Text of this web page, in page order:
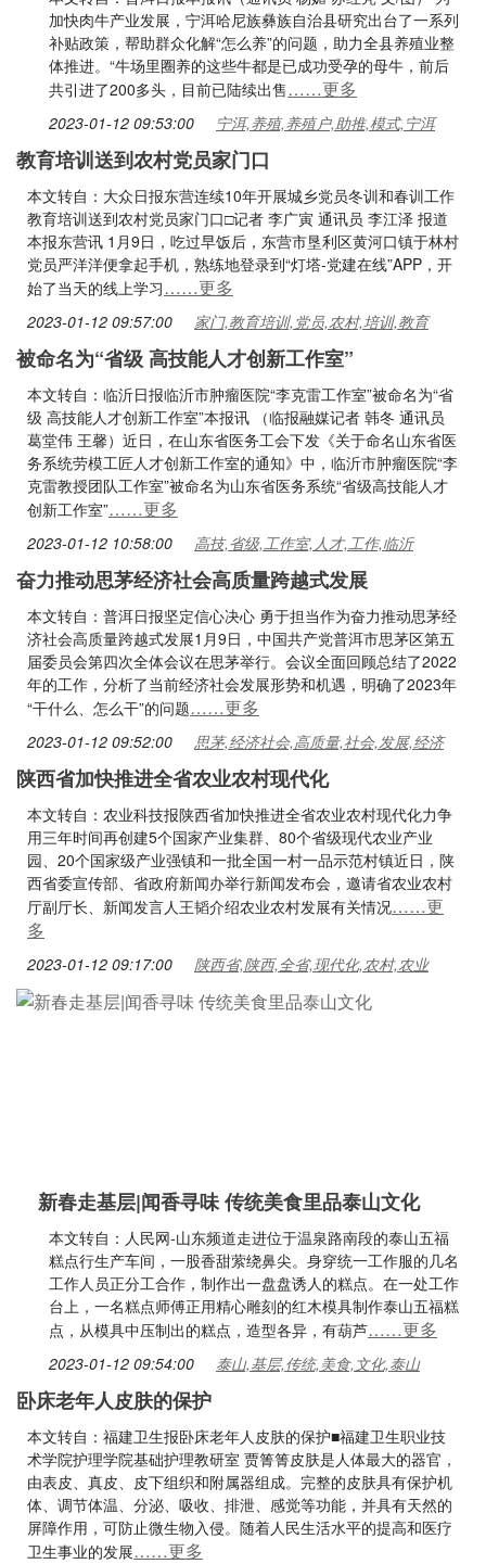
加快肉牛产业发展，宁洱哈尼族彝族自治县研究出台了一系列
补贴政策，帮助群众化解“怎么养”的问题，助力全县养殖业整
体推进。“牛场里圈养的这些牛都是已成功受孕的母牛，前后
共引进了200多头，目前已陆续出售……更多
2023-01-12 09:53:00 宁洱,养殖,养殖户,助推,模式,宁洱
教育培训送到农村党员家门口
本文转自：大众日报东营连续10年开展城乡党员冬训和春训工作
教育培训送到农村党员家门口□记者 李广寅 通讯员 李江泽 报道
本报东营讯 1月9日，吃过早饭后，东营市垦利区黄河口镇于林村
党员严洋洋便拿起手机，熟练地登录到“灯塔-党建在线”APP，开
始了当天的线上学习……更多
2023-01-12 09:57:00 家门,教育培训,党员,农村,培训,教育
被命名为“省级 高技能人才创新工作室”
本文转自：临沂日报临沂市肿瘤医院“李克雷工作室”被命名为“省
级 高技能人才创新工作室”本报讯 （临报融媒记者 韩冬 通讯员
葛堂伟 王馨）近日，在山东省医务工会下发《关于命名山东省医
务系统劳模工匠人才创新工作室的通知》中，临沂市肿瘤医院“李
克雷教授团队工作室”被命名为山东省医务系统“省级高技能人才
创新工作室”……更多
2023-01-12 10:58:00 高技,省级,工作室,人才,工作,临沂
奋力推动思茅经济社会高质量跨越式发展
本文转自：普洱日报坚定信心决心 勇于担当作为奋力推动思茅经
济社会高质量跨越式发展1月9日，中国共产党普洱市思茅区第五
届委员会第四次全体会议在思茅举行。会议全面回顾总结了2022
年的工作，分析了当前经济社会发展形势和机遇，明确了2023年
“干什么、怎么干”的问题……更多
2023-01-12 09:52:00 思茅,经济社会,高质量,社会,发展,经济
陕西省加快推进全省农业农村现代化
本文转自：农业科技报陕西省加快推进全省农业农村现代化力争
用三年时间再创建5个国家产业集群、80个省级现代农业产业
园、20个国家级产业强镇和一批全国一村一品示范村镇近日，陕
西省委宣传部、省政府新闻办举行新闻发布会，邀请省农业农村
厅副厅长、新闻发言人王韬介绍农业农村发展有关情况……更
多
2023-01-12 09:17:00 陕西省,陕西,全省,现代化,农村,农业
新春走基层|闻香寻味 传统美食里品泰山文化
本文转自：人民网-山东频道走进位于温泉路南段的泰山五福
糕点行生产车间，一股香甜萦绕鼻尖。身穿统一工作服的几名
工作人员正分工合作，制作出一盘盘诱人的糕点。在一处工作
台上，一名糕点师傅正用精心雕刻的红木模具制作泰山五福糕
点，从模具中压制出的糕点，造型各异，有葫芦……更多
2023-01-12 09:54:00 泰山,基层,传统,美食,文化,泰山
卧床老年人皮肤的保护
本文转自：福建卫生报卧床老年人皮肤的保护■福建卫生职业技
术学院护理学院基础护理教研室 贾箐箐皮肤是人体最大的器官，
由表皮、真皮、皮下组织和附属器组成。完整的皮肤具有保护机
体、调节体温、分泌、吸收、排泄、感觉等功能，并具有天然的
屏障作用，可防止微生物入侵。随着人民生活水平的提高和医疗
卫生事业的发展……更多